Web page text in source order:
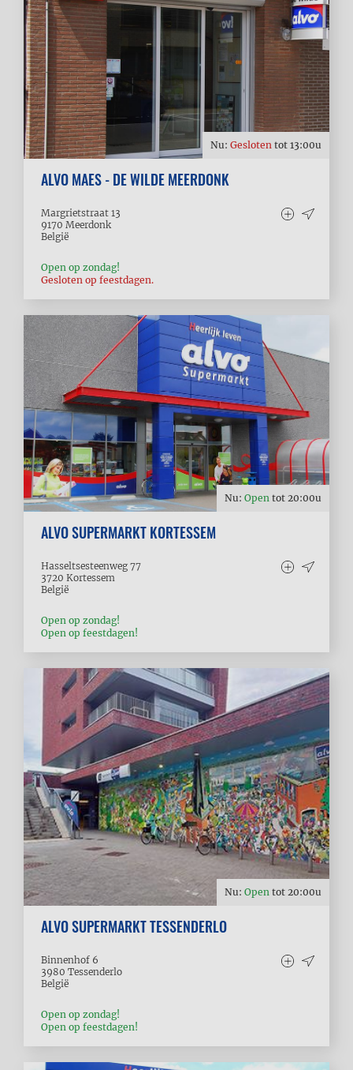
Nu: Gesloten tot 13:00u
ALVO MAES - DE WILDE MEERDONK
Margrietstraat 13
9170 Meerdonk
België
Open op zondag!
Gesloten op feestdagen.
Nu: Open tot 20:00u
ALVO SUPERMARKT KORTESSEM
Hasseltsesteenweg 77
3720 Kortessem
België
Open op zondag!
Open op feestdagen!
Nu: Open tot 20:00u
ALVO SUPERMARKT TESSENDERLO
Binnenhof 6
3980 Tessenderlo
België
Open op zondag!
Open op feestdagen!